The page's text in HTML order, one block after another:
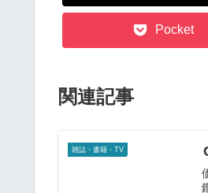
Pocket
関連記事
雑誌・書籍・TV